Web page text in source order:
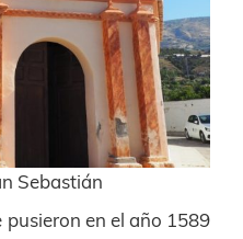
Sebastián
pusieron en el año 1589